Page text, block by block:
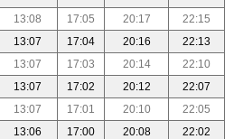
13:08 17:05 20:17
22:15
13:07 17:04 20:16
22:13
13:07 17:03 20:14
22:10
13:07 17:02 20:12
22:07
13:07 17:01 20:10
22:05
13:06 17:00 20:08
22:02